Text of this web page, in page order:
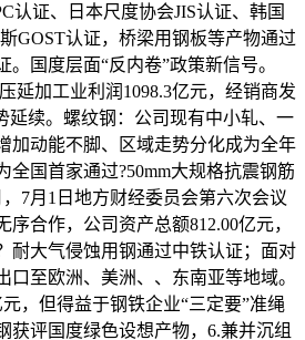
认证、日本尺度协会JIS认证、韩国
GOST认证，桥梁用钢板等产物通过
国度层面“反内卷”政策新信号。
延加工业利润1098.3亿元，经销商发
延续。螺纹钢：公司现有中小轧、一
加动能不脚、区域走势分化成为全年
全国首家通过?50mm大规格抗震钢筋
7月1日地方财经委员会第六次会议
合作，公司资产总额812.00亿元，
耐大气侵蚀用钢通过中铁认证；面对
口至欧洲、美洲、、东南亚等地域。
，但得益于钢铁企业“三定要”准绳
获评国度绿色设想产物，6.兼并沉组